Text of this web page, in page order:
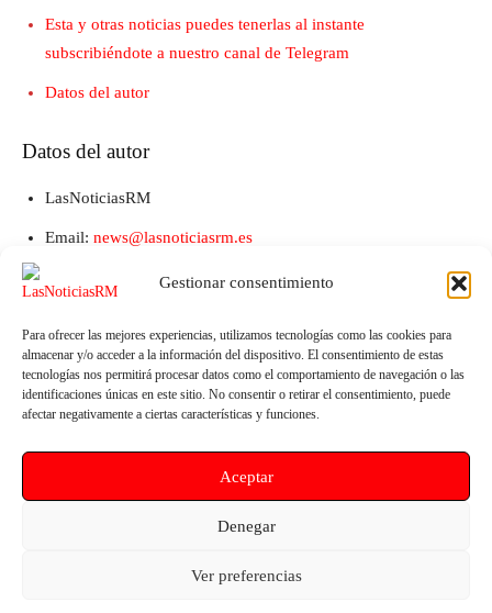
Gestionar consentimiento
Para ofrecer las mejores experiencias, utilizamos tecnologías como las cookies para
almacenar y/o acceder a la información del dispositivo. El consentimiento de estas
tecnologías nos permitirá procesar datos como el comportamiento de navegación o las
identificaciones únicas en este sitio. No consentir o retirar el consentimiento, puede
afectar negativamente a ciertas características y funciones.
Aceptar
Denegar
Ver preferencias
Esta y otras noticias puedes tenerlas al instante
subscribiéndote a nuestro canal de Telegram
Datos del autor
Datos del autor
LasNoticiasRM
Email: news@lasnoticiasrm.es
Teléfono y Whatsapp: 641387053
calor extremo en colegios de
Calasparra Cup en La Caverina